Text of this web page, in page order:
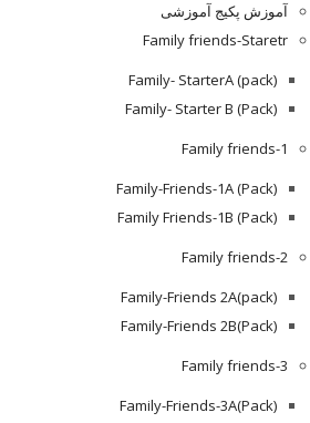
آموزش پکیج آموزشی
Family friends-Staretr
Family- StarterA (pack)
Family- Starter B (Pack)
Family friends-1
(Pack) Family-Friends-1A
(Pack) Family Friends-1B
Family friends-2
Family-Friends 2A(pack)
Family-Friends 2B(Pack)
Family friends-3
(Pack)Family-Friends-3A